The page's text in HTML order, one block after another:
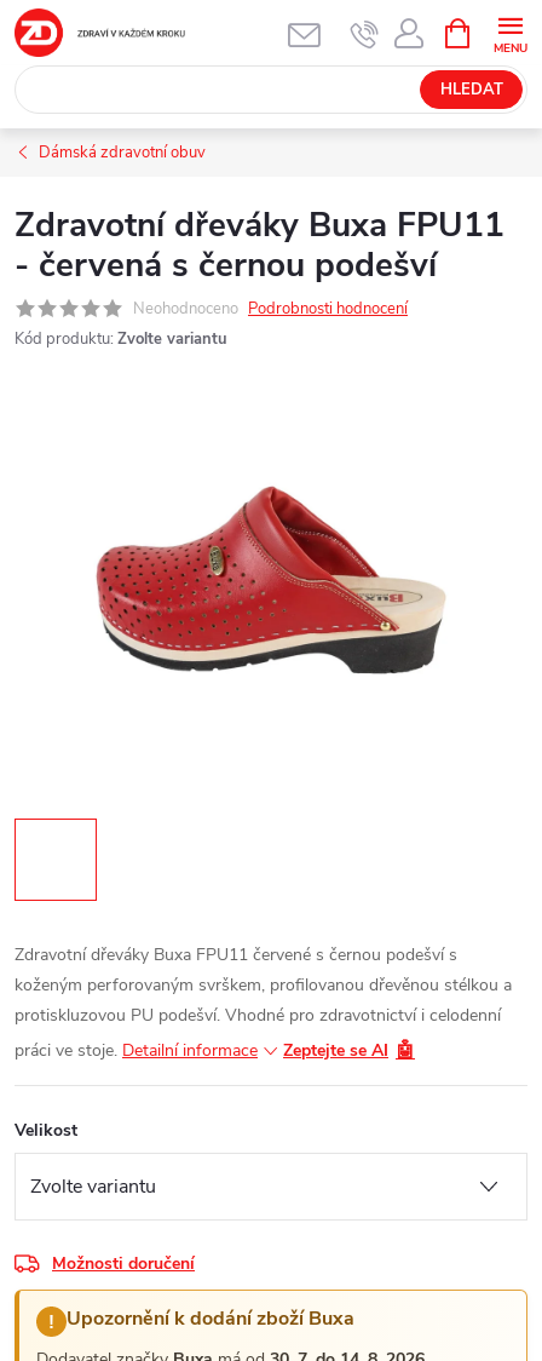
Přejít
na
obsah
HLEDAT
NÁKUPNÍ
KOŠÍK
Dámská zdravotní obuv
Zdravotní dřeváky Buxa FPU11
- červená s černou podešví
Neohodnoceno Podrobnosti hodnocení
Kód produktu: Zvolte variantu
Zdravotní dřeváky Buxa FPU11 červené s černou podešví s
koženým perforovaným svrškem, profilovanou dřevěnou stélkou a
protiskluzovou PU podešví. Vhodné pro zdravotnictví i celodenní
práci ve stoje. Detailní informace Zeptejte se AI 🤖
Velikost
Možnosti doručení
! Upozornění k dodání zboží Buxa